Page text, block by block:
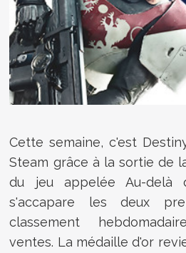
Cette semaine, c'est
Steam grâce à la sortie de
du jeu appelée Au-delà
s'accapare les deux
classement
ventes. La médaille d'or